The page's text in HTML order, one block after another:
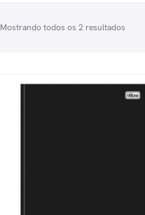
Mostrando todos os 2 resultados